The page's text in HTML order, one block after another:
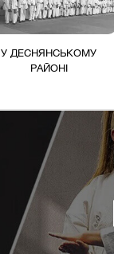
У ДЕСНЯНСЬКОМУ
РАЙОНІ